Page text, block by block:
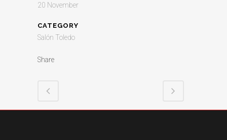
20 November
CATEGORY
Salón Toledo
Share